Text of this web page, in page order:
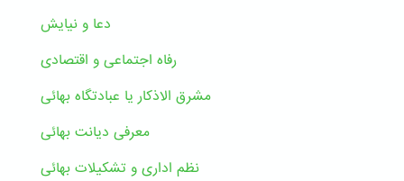
دعا و نیایش
رفاه اجتماعی و اقتصادی
مشرق الاذکار یا عبادتگاه بهائی
معرفی دیانت بهائی
نظم اداری و تشکیلات بهائی